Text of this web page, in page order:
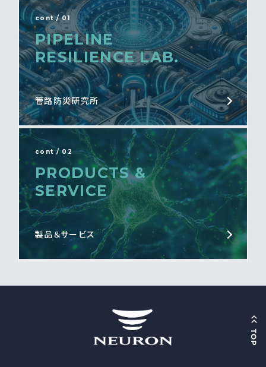
cont / 01
PIPELINE
RESILIENCE LAB.
管路防災研究所
cont / 02
PRODUCTS &
SERVICE
製品＆サービス